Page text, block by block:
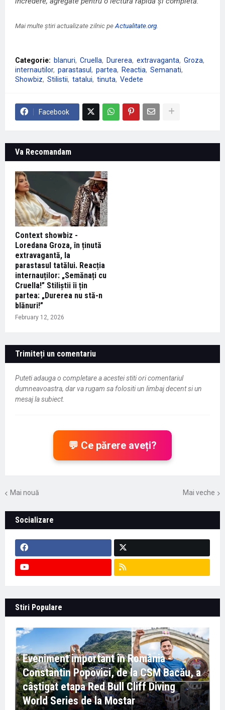
Mai multe știri actualizate zilnic peActualitate.org
Categorie: blanuri Cruella Durerea extravaganta
Groza
internautilor parastasul partea Reactia
Semanati
Showbiz
Stilistii tatalui tinuta Vedete
Facebook
Va Recomandam
Context showbiz -
Loredana Groza, în ținută
extravagantă, la
parastasul tatălui. Reacția
internauților: „Semănați cu
Cruella!” Stiliștii îi țin
partea: „Durerea nu stă-n
blănuri!”
February 12, 2026
Trimiteți un comentariu
Puteti adauga o completare a acestei stiti ori comentariul
dumneavoastra, dar va rugam sa folositi un limbaj decent si un
mesaj la subiect.
💬 Ce părere aveți?
Mai nouă Mai veche
Socializare
Stiri Populare
Eveniment important în România -
Constantin Popovici, de la CSM Bacău, a
câștigat etapa Red Bull Cliff Diving
World Series de la Mostar